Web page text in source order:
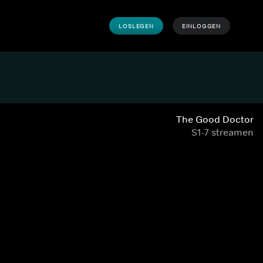
LOSLEGEN EINLOGGEN
The Good Doctor
S1-7 streamen